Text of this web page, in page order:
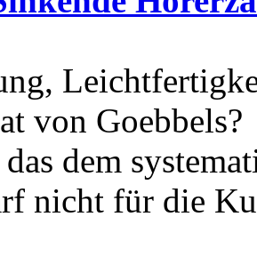
von Goebbels?
dem
nicht für die